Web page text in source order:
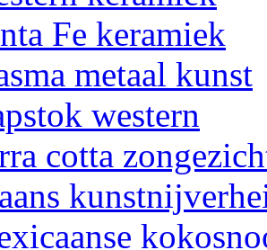
Fe keramiek
metaal kunst
western
cotta